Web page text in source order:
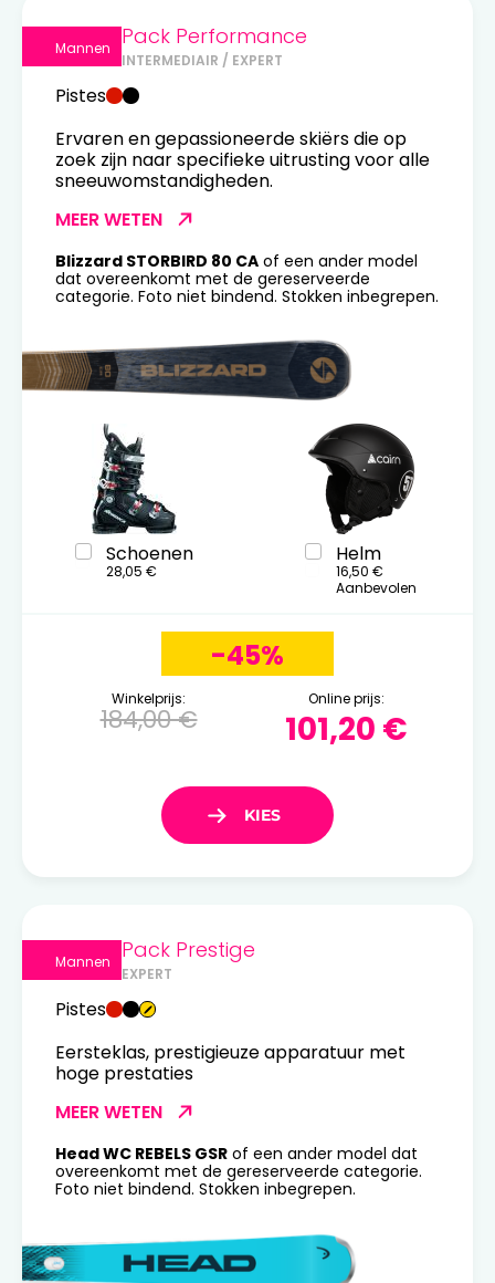
Mannen Pack Performance
INTERMEDIAIR / EXPERT
Pistes
Ervaren en gepassioneerde skiërs die op
zoek zijn naar specifieke uitrusting voor alle
sneeuwomstandigheden.
MEER WETEN
Blizzard STORBIRD 80 CA of een ander model
dat overeenkomt met de gereserveerde
categorie. Foto niet bindend. Stokken inbegrepen.
Schoenen
28,05 €
Helm
16,50 €
Aanbevolen
-45%
Winkelprijs:
184,00 €
Online prijs:
101,20 €
Mannen Pack Prestige
EXPERT
Pistes
Eersteklas, prestigieuze apparatuur met
hoge prestaties
MEER WETEN
Head WC REBELS GSR of een ander model dat
overeenkomt met de gereserveerde categorie.
Foto niet bindend. Stokken inbegrepen.